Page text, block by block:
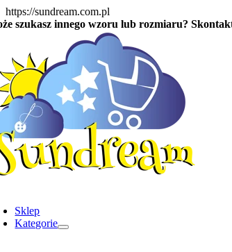
https://sundream.com.pl
to
content
szukasz innego wzoru lub rozmiaru?
Sklep
Kategorie